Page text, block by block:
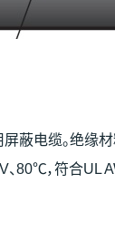
电缆。绝缘材
80℃，符合UL